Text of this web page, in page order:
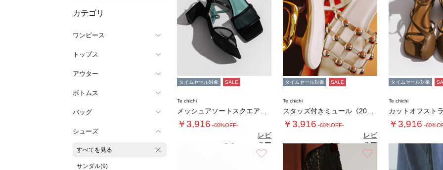
カテゴリ
ワンピース
トップス
アウター
ボトムス
バッグ
シューズ
すべてを見る
サンダル(9)
タイムセール対象 SALE
Te chichi
￥3,916 -60%OFF-
3.0
レビ
ュー
を見
る
タイムセール対象 SALE
Te chichi
￥3,916 -60%OFF-
3.0（1）
レビ
ュー
を見
る
タイムセール対象
Te chichi
￥3,916 -
お気に入り